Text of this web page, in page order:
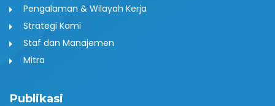
Pengalaman & Wilayah Kerja
Strategi Kami
Staf dan Manajemen
Mitra
Publikasi